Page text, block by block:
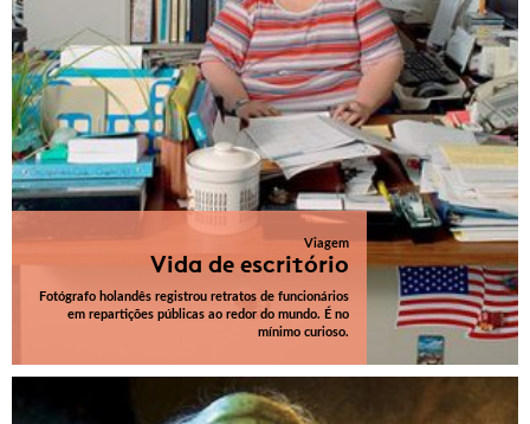
Viagem
Vida de escritório
Fotógrafo holandês registrou retratos de funcionários
em repartições públicas ao redor do mundo. É no
mínimo curioso.